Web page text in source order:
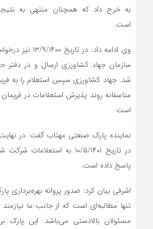
به خرج داد که همچنان منتهی به
است.
وی ادامه داد: در
سازمان جهاد کشاورزی ارسال و در دفتر
شد. جهاد کشاورزی سپس استعلام را به
متاسفانه روند پذیرش استعلامات در
است.
نماینده پارک صنعتی مهتاب گفت: در
در تاریخ ۱۰/۵/۱۴۰۱ به
پاسخ داده است.
اشرفی بیان کرد: صدور پروانه بهره‌برداری
تنها مطالبه‌ای است که از جانب ما
مسئولان بالادستی می‌باشد. این پارک